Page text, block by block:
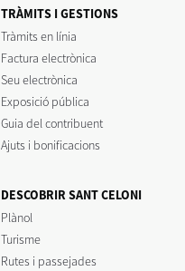
TRÀMITS I GESTIONS
Tràmits en línia
Factura electrònica
Seu electrònica
Exposició pública
Guia del contribuent
Ajuts i bonificacions
DESCOBRIR SANT CELONI
Plànol
Turisme
Rutes i passejades